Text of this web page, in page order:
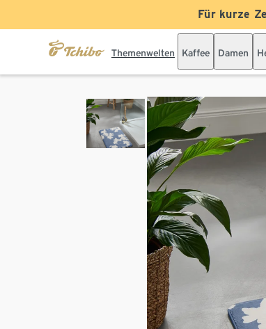
Für kurze
Themenwelten Kaffee Damen